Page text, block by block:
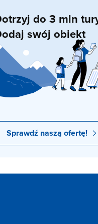
do 3 mln
swój obiekt
Sprawdź naszą ofertę!